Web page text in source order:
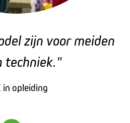
zijn voor meiden
techniek."
in opleiding